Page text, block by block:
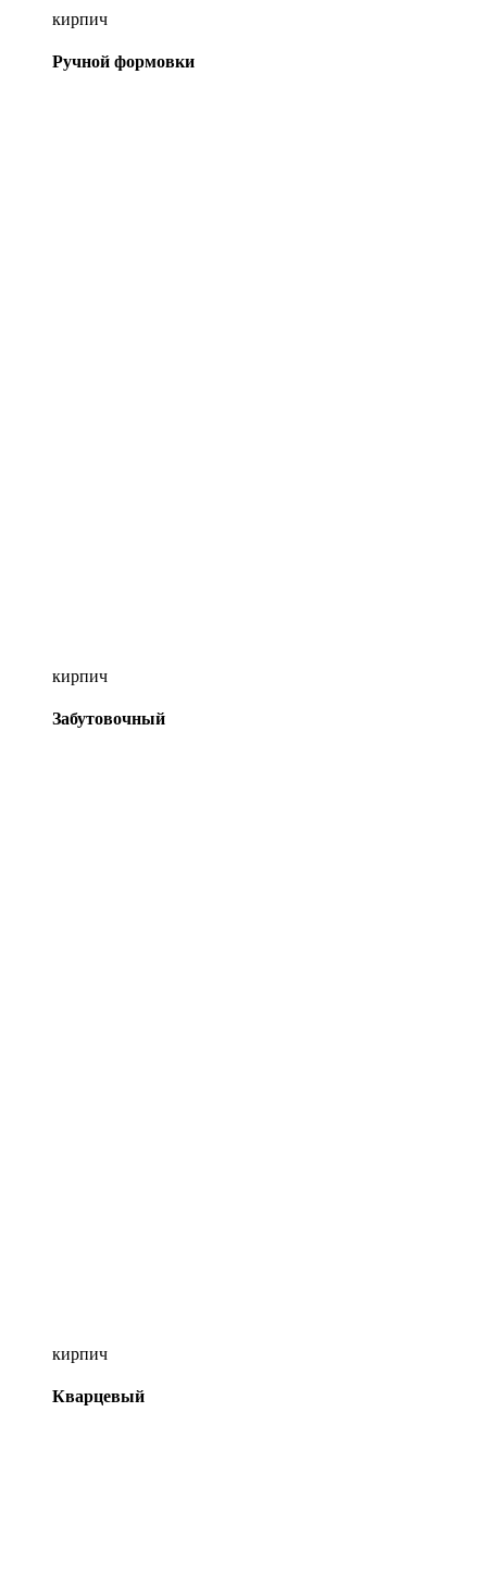
кирпич
Ручной формовки
кирпич
Забутовочный
кирпич
Кварцевый